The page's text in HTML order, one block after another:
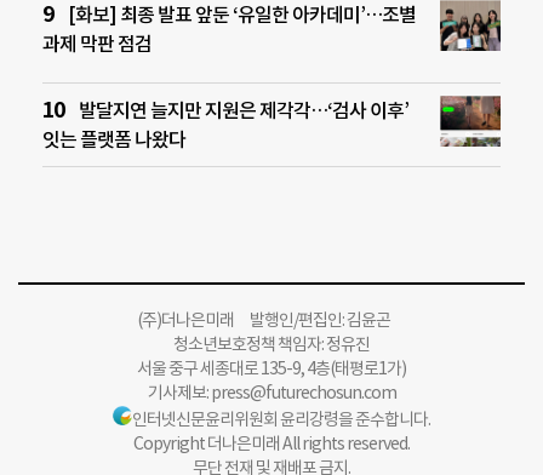
[화보] 최종 발표 앞둔 ‘유일한 아카데미’…조별
과제 막판 점검
발달지연 늘지만 지원은 제각각…‘검사 이후’
잇는 플랫폼 나왔다
(주)더나은미래 발행인/편집인: 김윤곤
청소년보호정책 책임자: 정유진
서울 중구 세종대로 135-9, 4층(태평로1가)
기사제보:press@futurechosun.com
인터넷신문윤리위원회 윤리강령을 준수합니다.
Copyright 더나은미래 All rights reserved.
무단 전재 및 재배포 금지.